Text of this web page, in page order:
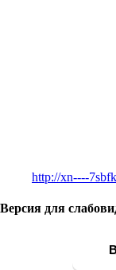
http://xn----
Версия для